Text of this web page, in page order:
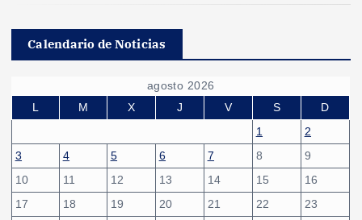
Calendario de Noticias
agosto 2026
L
M X J V S
D
1
2
3
4 5 6 7 8
9
10
11 12 13 14 15
16
17
18 19 20 21 22
23